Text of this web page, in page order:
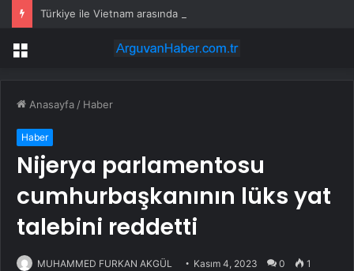
Menü
Anasayfa / Haber
Haber
Nijerya parlamentosu
cumhurbaşkanının lüks yat
talebini reddetti
MUHAMMED FURKAN AKGÜL Kasım 4, 2023 0 1